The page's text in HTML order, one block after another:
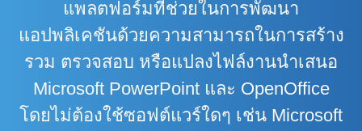
แพลตฟอร์มที่ช่วยในการพัฒนา
แอปพลิเคชันด้วยความสามารถในการสร้าง
รวม ตรวจสอบ หรือแปลงไฟล์งานนำเสนอ
Microsoft PowerPoint และ OpenOffice
โดยไม่ต้องใช้ซอฟต์แวร์ใดๆ เช่น Microsoft